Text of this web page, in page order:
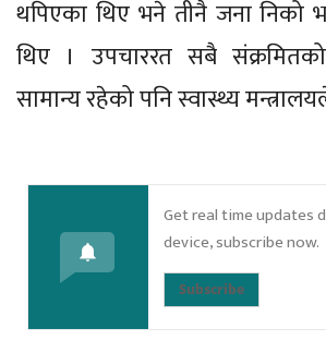
थपिएका थिए भने तीनै जना निको
थिए । उपचाररत सबै
सामान्य रहेको पनि स्वास्थ्य
Get real time updates
device, subscribe now.
Subscribe